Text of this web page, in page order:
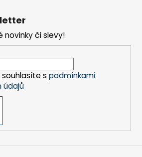
a
c
í
p
r
ý
p
novinky či slevy!
s podmínkami
údajů